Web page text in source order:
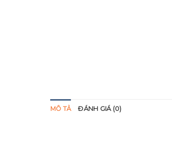
MÔ TẢ ĐÁNH GIÁ (0)